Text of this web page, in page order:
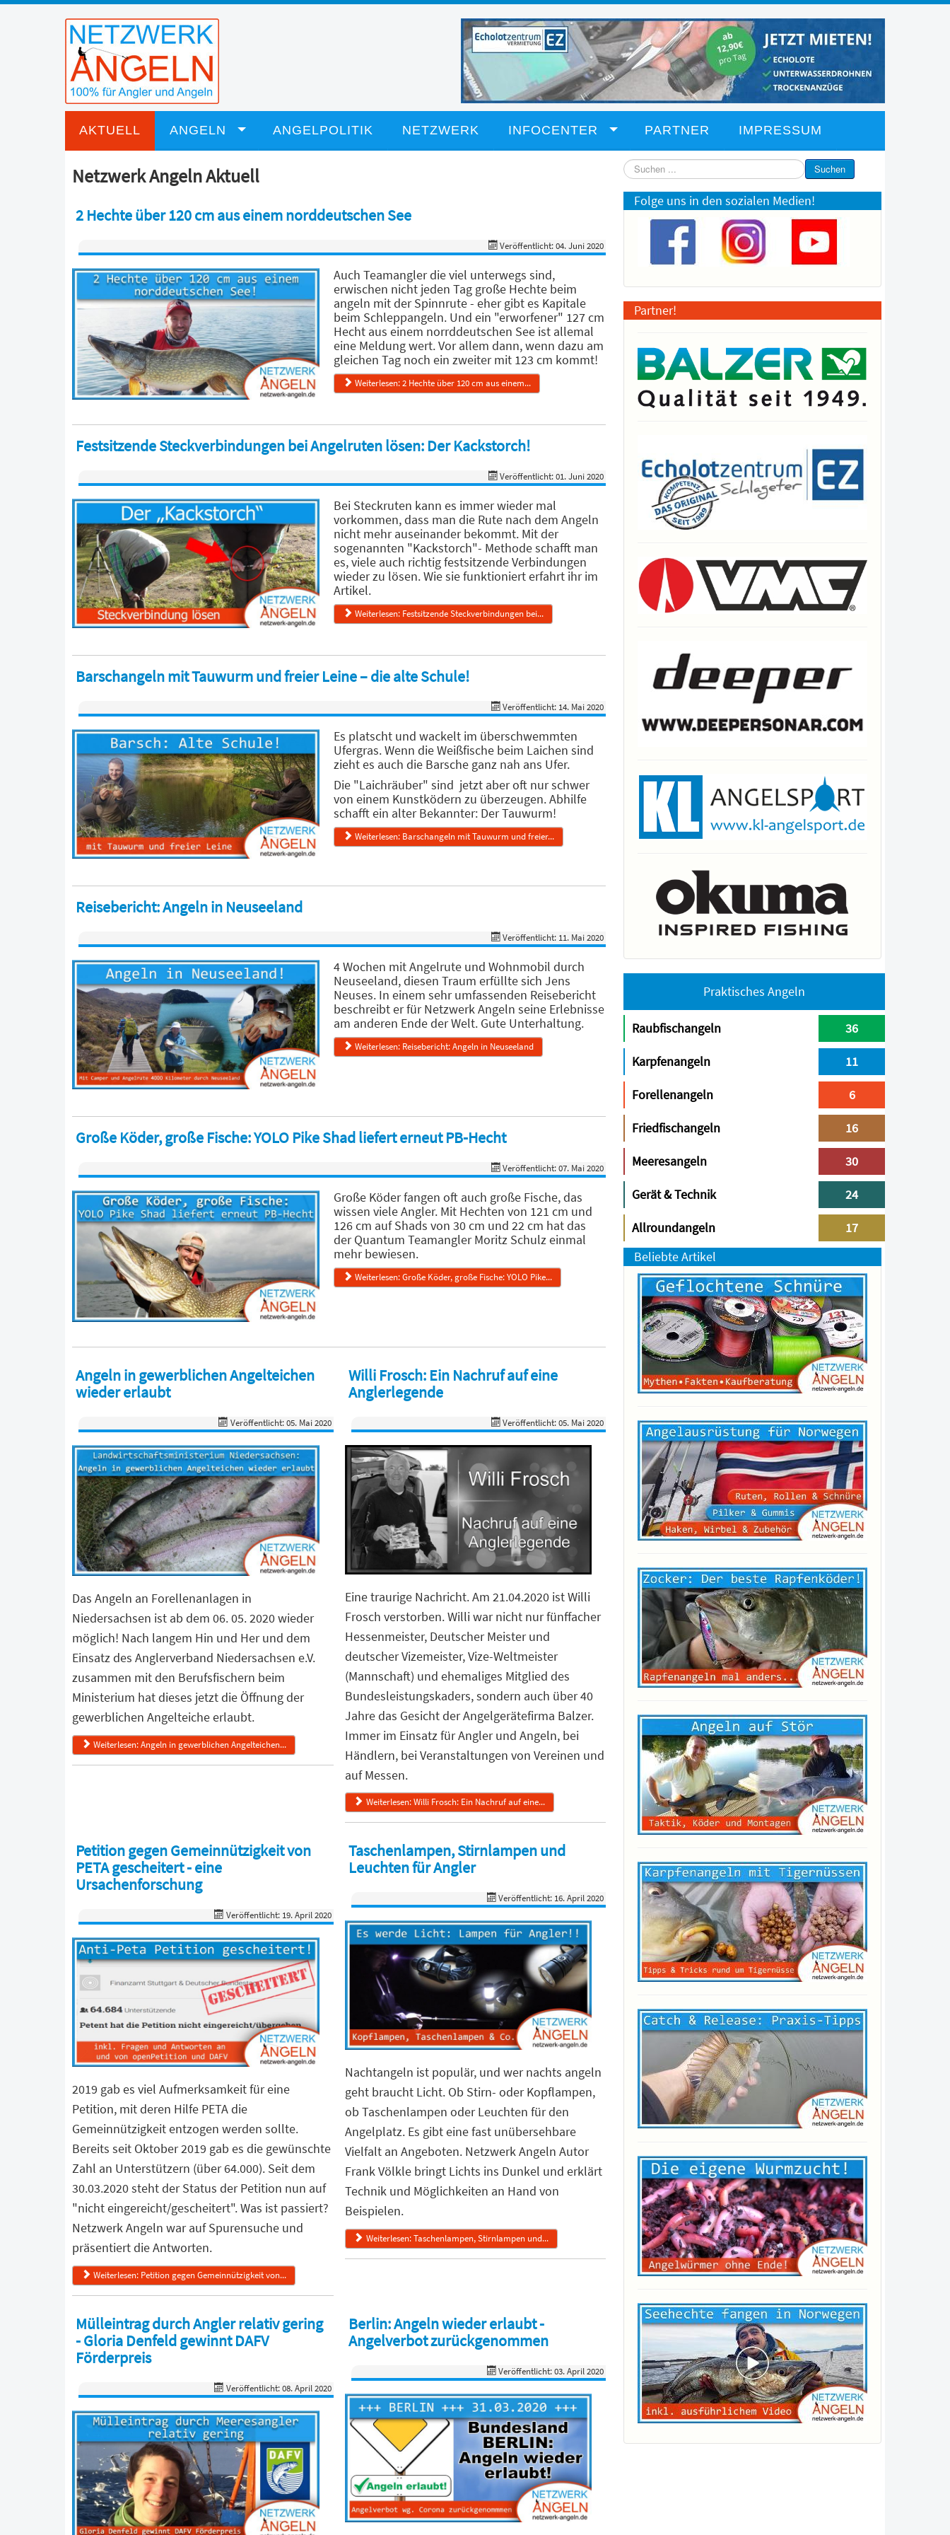
AKTUELL ANGELN ANGELPOLITIK NETZWERK INFOCENTER PARTNER IMPRESSUM
Netzwerk Angeln Aktuell
2 Hechte über 120 cm aus einem norddeutschen See
Veröffentlicht: 04. Juni 2020
Auch Teamangler die viel unterwegs sind,
erwischen nicht jeden Tag große Hechte beim
angeln mit der Spinnrute - eher gibt es Kapitale
beim Schleppangeln. Und ein "erworfener" 127 cm
Hecht aus einem norrddeutschen See ist allemal
eine Meldung wert. Vor allem dann, wenn dazu am
gleichen Tag noch ein zweiter mit 123 cm kommt!
Weiterlesen: 2 Hechte über 120 cm aus einem...
Festsitzende Steckverbindungen bei Angelruten lösen: Der Kackstorch!
Veröffentlicht: 01. Juni 2020
Bei Steckruten kann es immer wieder mal
vorkommen, dass man die Rute nach dem Angeln
nicht mehr auseinander bekommt. Mit der
sogenannten "Kackstorch"- Methode schafft man
es, viele auch richtig festsitzende Verbindungen
wieder zu lösen. Wie sie funktioniert erfahrt ihr im
Artikel.
Weiterlesen: Festsitzende Steckverbindungen bei...
Barschangeln mit Tauwurm und freier Leine – die alte Schule!
Veröffentlicht: 14. Mai 2020
Es platscht und wackelt im überschwemmten
Ufergras. Wenn die Weißfische beim Laichen sind
zieht es auch die Barsche ganz nah ans Ufer.
Die "Laichräuber" sind jetzt aber oft nur schwer
von einem Kunstködern zu überzeugen. Abhilfe
schafft ein alter Bekannter: Der Tauwurm!
Weiterlesen: Barschangeln mit Tauwurm und freier...
Reisebericht: Angeln in Neuseeland
Veröffentlicht: 11. Mai 2020
4 Wochen mit Angelrute und Wohnmobil durch
Neuseeland, diesen Traum erfüllte sich Jens
Neuses. In einem sehr umfassenden Reisebericht
beschreibt er für Netzwerk Angeln seine Erlebnisse
am anderen Ende der Welt. Gute Unterhaltung.
Weiterlesen: Reisebericht: Angeln in Neuseeland
Große Köder, große Fische: YOLO Pike Shad liefert erneut PB-Hecht
Veröffentlicht: 07. Mai 2020
Große Köder fangen oft auch große Fische, das
wissen viele Angler. Mit Hechten von 121 cm und
126 cm auf Shads von 30 cm und 22 cm hat das
der Quantum Teamangler Moritz Schulz einmal
mehr bewiesen.
Weiterlesen: Große Köder, große Fische: YOLO Pike...
Angeln in gewerblichen Angelteichen
wieder erlaubt
Veröffentlicht: 05. Mai 2020
Das Angeln an Forellenanlagen in
Niedersachsen ist ab dem 06. 05. 2020 wieder
möglich! Nach langem Hin und Her und dem
Einsatz des Anglerverband Niedersachsen e.V.
zusammen mit den Berufsfischern beim
Ministerium hat dieses jetzt die Öffnung der
gewerblichen Angelteiche erlaubt.
Weiterlesen: Angeln in gewerblichen Angelteichen...
Willi Frosch: Ein Nachruf auf eine
Anglerlegende
Veröffentlicht: 05. Mai 2020
Eine traurige Nachricht. Am 21.04.2020 ist Willi
Frosch verstorben. Willi war nicht nur fünffacher
Hessenmeister, Deutscher Meister und
deutscher Vizemeister, Vize-Weltmeister
(Mannschaft) und ehemaliges Mitglied des
Bundesleistungskaders, sondern auch über 40
Jahre das Gesicht der Angelgerätefirma Balzer.
Immer im Einsatz für Angler und Angeln, bei
Händlern, bei Veranstaltungen von Vereinen und
auf Messen.
Weiterlesen: Willi Frosch: Ein Nachruf auf eine...
Petition gegen Gemeinnützigkeit von
PETA gescheitert - eine
Ursachenforschung
Veröffentlicht: 19. April 2020
2019 gab es viel Aufmerksamkeit für eine
Petition, mit deren Hilfe PETA die
Gemeinnützigkeit entzogen werden sollte.
Bereits seit Oktober 2019 gab es die gewünschte
Zahl an Unterstützern (über 64.000). Seit dem
30.03.2020 steht der Status der Petition nun auf
"nicht eingereicht/gescheitert". Was ist passiert?
Netzwerk Angeln war auf Spurensuche und
präsentiert die Antworten.
Weiterlesen: Petition gegen Gemeinnützigkeit von...
Taschenlampen, Stirnlampen und
Leuchten für Angler
Veröffentlicht: 16. April 2020
Nachtangeln ist populär, und wer nachts angeln
geht braucht Licht. Ob Stirn- oder Kopflampen,
ob Taschenlampen oder Leuchten für den
Angelplatz. Es gibt eine fast unübersehbare
Vielfalt an Angeboten. Netzwerk Angeln Autor
Frank Völkle bringt Lichts ins Dunkel und erklärt
Technik und Möglichkeiten an Hand von
Beispielen.
Weiterlesen: Taschenlampen, Stirnlampen und...
Mülleintrag durch Angler relativ gering
- Gloria Denfeld gewinnt DAFV
Förderpreis
Veröffentlicht: 08. April 2020
Berlin: Angeln wieder erlaubt -
Angelverbot zurückgenommen
Veröffentlicht: 03. April 2020
Suchen
...
Suchen
Folge uns in den sozialen Medien!
Partner!
Praktisches Angeln
Raubfischangeln 36
Karpfenangeln 11
Forellenangeln 6
Friedfischangeln 16
Meeresangeln 30
Gerät & Technik 24
Allroundangeln
17
Beliebte Artikel